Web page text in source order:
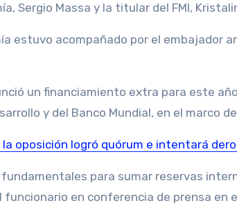
Sergio Massa y la titular del FMI,
estuvo acompañado por el embajador
un financiamiento extra para este
y del Banco Mundial, en el marco
la oposición logró quórum e intentará
fundamentales para sumar reservas
funcionario en conferencia de prensa en